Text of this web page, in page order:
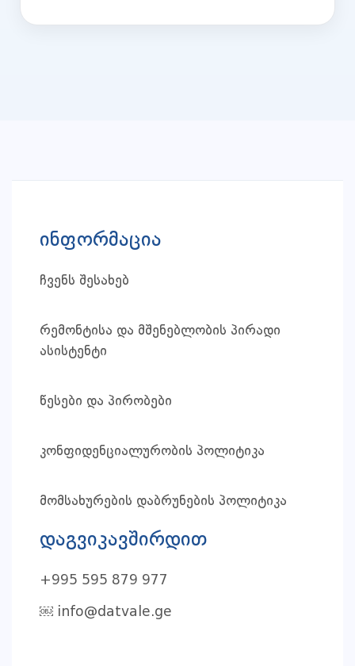
ინფორმაცია
ჩვენს შესახებ
რემონტისა და მშენებლობის პირადი
ასისტენტი
წესები და პირობები
კონფიდენციალურობის პოლიტიკა
მომსახურების დაბრუნების პოლიტიკა
დაგვიკავშირდით
+995 595 879 977
￼ info@datvale.ge